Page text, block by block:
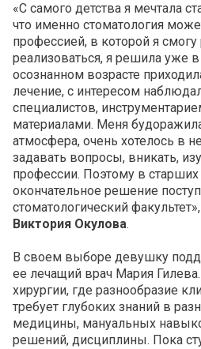
«С самого детства я мечтала
что именно стоматология
профессией, в которой я смогу
реализоваться, я решила уже
осознанном возрасте
лечение, с интересом
специалистов,
материалами. Меня
атмосфера, очень хотелось в
задавать вопросы, вникать,
профессии. Поэтому в старших
окончательное решение
стоматологический
Виктория Окулова.
В своем выборе девушку
ее лечащий врач Мария
хирургии, где разнообразие
требует глубоких знаний в
медицины, мануальных
решений, дисциплины. Пока